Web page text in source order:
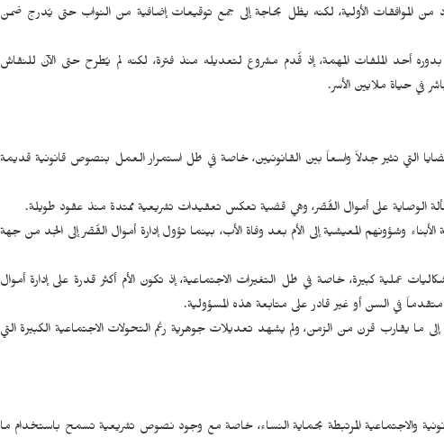
الموافقات الأولية، لكنه يظل بحاجة إلى جمع توقيعات إضافية من النواب حتى يُدرج ضمن
أحد الملفات المهمة، إذ قُدم مشروع لتعديله منذ فترة، لكنه لم يُطرح حتى الآن للنقاش
في حياة ملايين الأسر.
التي تثير جدلاً واسعاً بين القانونيين، خاصة في ظل استمرار العمل بنصوص قانونية قديمة
الوصاية على أموال القُصّر، وهي قضية تعكس تعقيدات تشريعية ممتدة منذ عقود طويلة.
الأبناء وشؤونهم المعيشية إلى الأم بعد وفاة الأب، بينما تؤول إدارة أموال القُصّر إلى الجد من جهة
عملية كبيرة، خاصة في ظل التغيرات الاجتماعية، إذ تكون الأم أكثر قدرة على إدارة أموال
في السن أو غير قادر على متابعة هذه المسؤولية.
إلى ما يقارب قرن من الزمن، ولم يشهد تعديلات جوهرية رغم التحولات الاجتماعية الكبيرة التي
والاجتماعية المرتبطة بحماية النساء، خاصة مع وجود نصوص تشريعية تسمح باستخدام ما